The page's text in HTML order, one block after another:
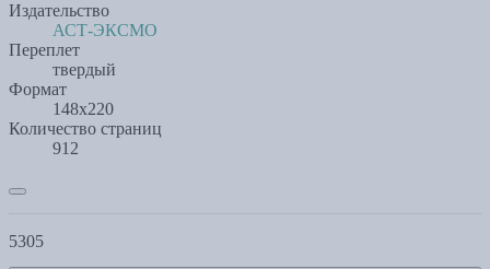
Издательство
АСТ-ЭКСМО
Переплет
твердый
Формат
148х220
Количество страниц
912
5305